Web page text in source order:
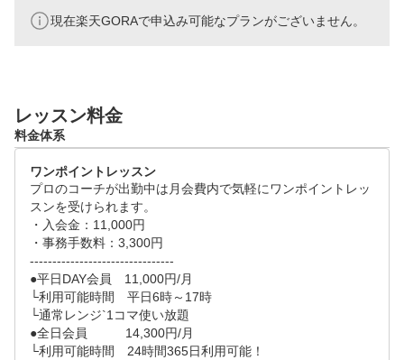
現在楽天GORAで申込み可能なプランがございません。
レッスン料金
料金体系
ワンポイントレッスン
プロのコーチが出勤中は月会費内で気軽にワンポイントレッ
スンを受けられます。
・入会金：11,000円
・事務手数料：3,300円
--------------------------------
●平日DAY会員　11,000円/月
└利用可能時間　平日6時～17時
└通常レンジ`1コマ使い放題
●全日会員　　　14,300円/月
└利用可能時間　24時間365日利用可能！